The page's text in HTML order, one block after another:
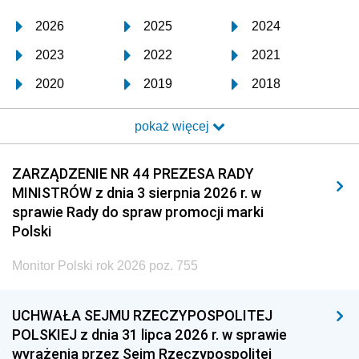
2026 2025 2024
2023 2022 2021
2020 2019 2018
2017 2016 2015
2014 2013 2012
2011 2010 2009
2008 2007 2006
2005
1996 1995 1994
1993 1992 1991
pokaż więcej
ZARZĄDZENIE NR 44 PREZESA RADY
MINISTRÓW z dnia 3 sierpnia 2026 r. w
sprawie Rady do spraw promocji marki
Polski
Monitor Polski rok 2026 poz. 755
UCHWAŁA SEJMU RZECZYPOSPOLITEJ
POLSKIEJ z dnia 31 lipca 2026 r. w sprawie
wyrażenia przez Sejm Rzeczypospolitej